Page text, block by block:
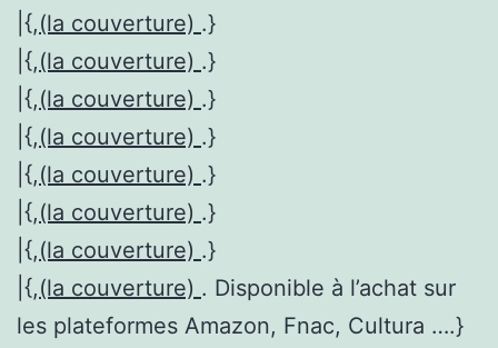
|{,(la couverture) .}
|{,(la couverture) .}
|{,(la couverture) .}
|{,(la couverture) .}
|{,(la couverture) .}
|{,(la couverture) .}
|{,(la couverture) .}
|{,(la couverture) . Disponible à l’achat sur
les plateformes Amazon, Fnac, Cultura ….}